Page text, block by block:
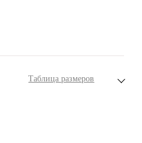
Таблица размеров